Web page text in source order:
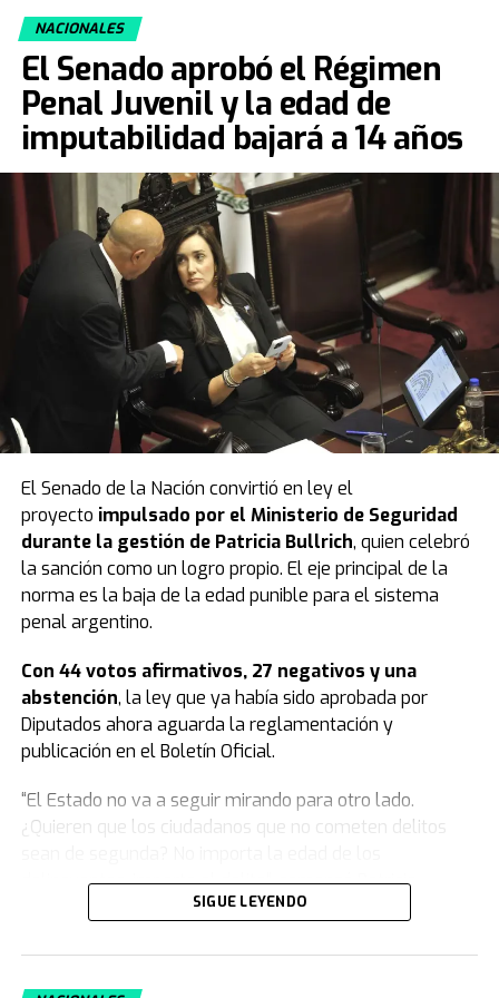
NACIONALES
El Senado aprobó el Régimen
Penal Juvenil y la edad de
imputabilidad bajará a 14 años
El Senado de la Nación convirtió en ley el
proyecto impulsado por el Ministerio de Seguridad
durante la gestión de Patricia Bullrich, quien celebró
la sanción como un logro propio. El eje principal de la
norma es la baja de la edad punible para el sistema
penal argentino.
Con 44 votos afirmativos, 27 negativos y una
abstención, la ley que ya había sido aprobada por
Diputados ahora aguarda la reglamentación y
publicación en el Boletín Oficial.
“El Estado no va a seguir mirando para otro lado.
¿Quieren que los ciudadanos que no cometen delitos
delincuentes, importa el delito”, comenzó Patricia
Y agregó: “Este modelo se agotó, nosotros venimos a
SIGUE LEYENDO